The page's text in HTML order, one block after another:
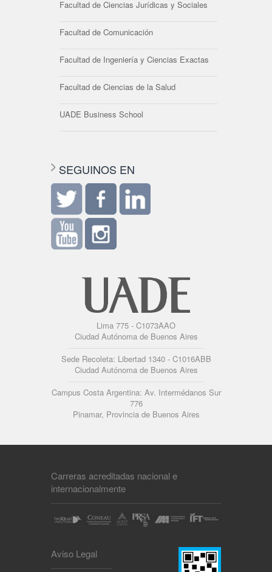
Facultad de Ciencias Jurídicas y Sociales
Facultad de Comunicación
Facultad de Ingeniería y Ciencias Exactas
Facultad de Ciencias de la Salud
UADE Business School
SEGUINOS EN
Lima 775 - C1073AAO
Ciudad Autónoma de Buenos Aires
Sede Recoleta: Libertad 1340 - C1016ABB
Ciudad Autónoma de Buenos Aires
Campus Costa Argentina: Av. Intermédanos Sur
776
Pinamar, Provincia de Buenos Aires
Carreras acreditadas nacional e
internacionalmente
Aviso Legal